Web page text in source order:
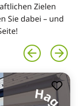
Zielen
Sie dabei – und